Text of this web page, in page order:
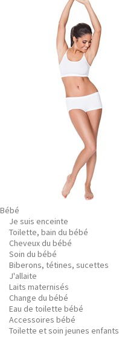
Bébé
Je suis enceinte
Toilette, bain du bébé
Cheveux du bébé
Soin du bébé
Biberons, tétines, sucettes
J'allaite
Laits maternisés
Change du bébé
Eau de toilette bébé
Accessoires bébé
Toilette et soin jeunes enfants